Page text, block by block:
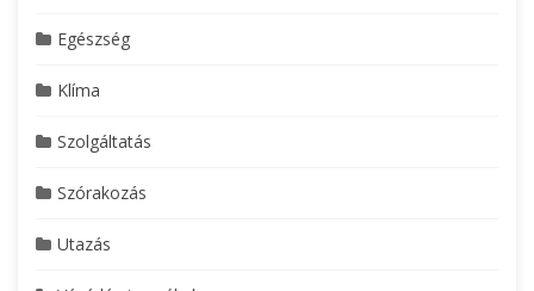
Egészség
Klíma
Szolgáltatás
Szórakozás
Utazás